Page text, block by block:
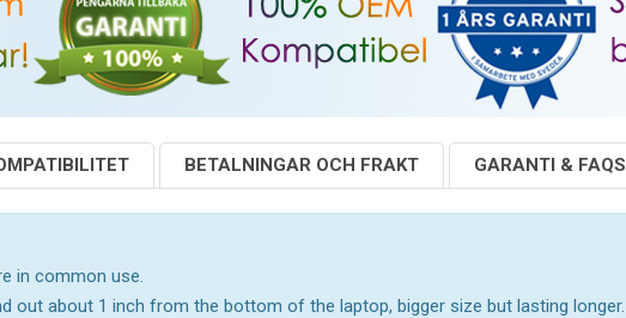
BETALNINGAR OCH FRAKT GARANTI & FAQS
in common use.
out about 1 inch from the bottom of the laptop, bigger size but lasting longer.